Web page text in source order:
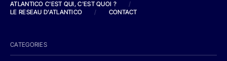
ATLANTICO C'EST QUI, C'EST QUOI ?
/
LE RESEAU D'ATLANTICO
/ CONTACT
CATEGORIES